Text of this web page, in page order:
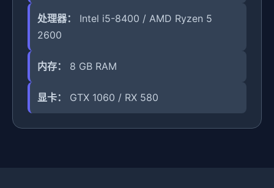
处理器：
Intel i5-8400 / AMD Ryzen 5
2600
内存： 8 GB RAM
显卡： GTX 1060 / RX 580